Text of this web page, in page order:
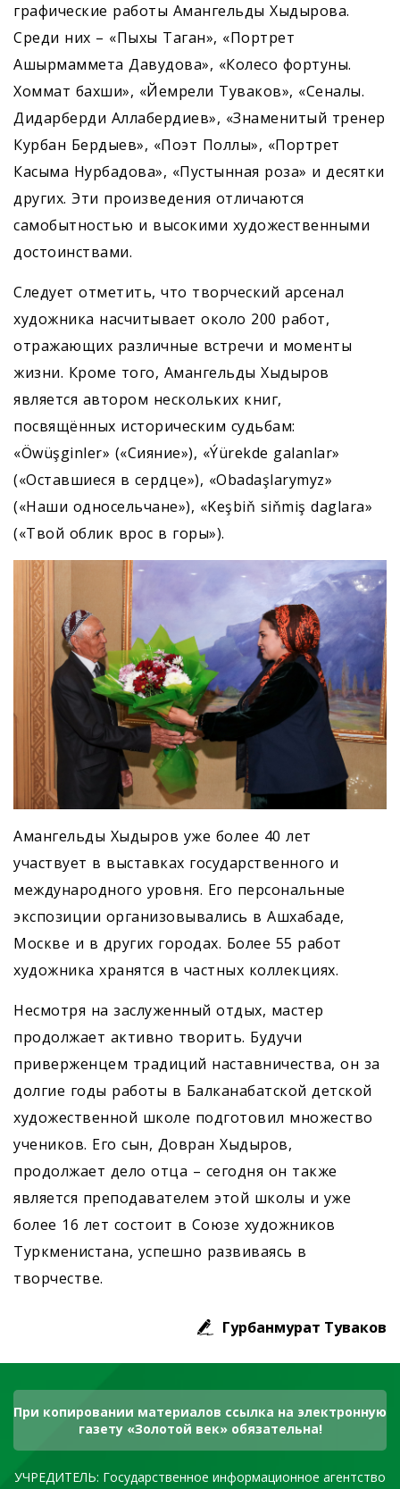
графические работы Амангельды Хыдырова.
Среди них – «Пыхы Таган», «Портрет
Ашырмаммета Давудова», «Колесо фортуны.
Хоммат бахши», «Йемрели Туваков», «Сеналы.
Дидарберди Аллабердиев», «Знаменитый тренер
Курбан Бердыев», «Поэт Поллы», «Портрет
Касыма Нурбадова», «Пустынная роза» и десятки
других. Эти произведения отличаются
самобытностью и высокими художественными
достоинствами.
Следует отметить, что творческий арсенал
художника насчитывает около 200 работ,
отражающих различные встречи и моменты
жизни. Кроме того, Амангельды Хыдыров
является автором нескольких книг,
посвящённых историческим судьбам:
«Öwüşginler» («Сияние»), «Ýürekde galanlar»
(«Оставшиеся в сердце»), «Obadaşlarymyz»
(«Наши односельчане»), «Keşbiň siňmiş daglara»
(«Твой облик врос в горы»).
Амангельды Хыдыров уже более 40 лет
участвует в выставках государственного и
международного уровня. Его персональные
экспозиции организовывались в Ашхабаде,
Москве и в других городах. Более 55 работ
художника хранятся в частных коллекциях.
Несмотря на заслуженный отдых, мастер
продолжает активно творить. Будучи
приверженцем традиций наставничества, он за
долгие годы работы в Балканабатской детской
художественной школе подготовил множество
учеников. Его сын, Довран Хыдыров,
продолжает дело отца – сегодня он также
является преподавателем этой школы и уже
более 16 лет состоит в Союзе художников
Туркменистана, успешно развиваясь в
творчестве.
Гурбанмурат Туваков
При копировании материалов ссылка на электронную
газету «Золотой век» обязательна!
УЧРЕДИТЕЛЬ: Государственное информационное агентство